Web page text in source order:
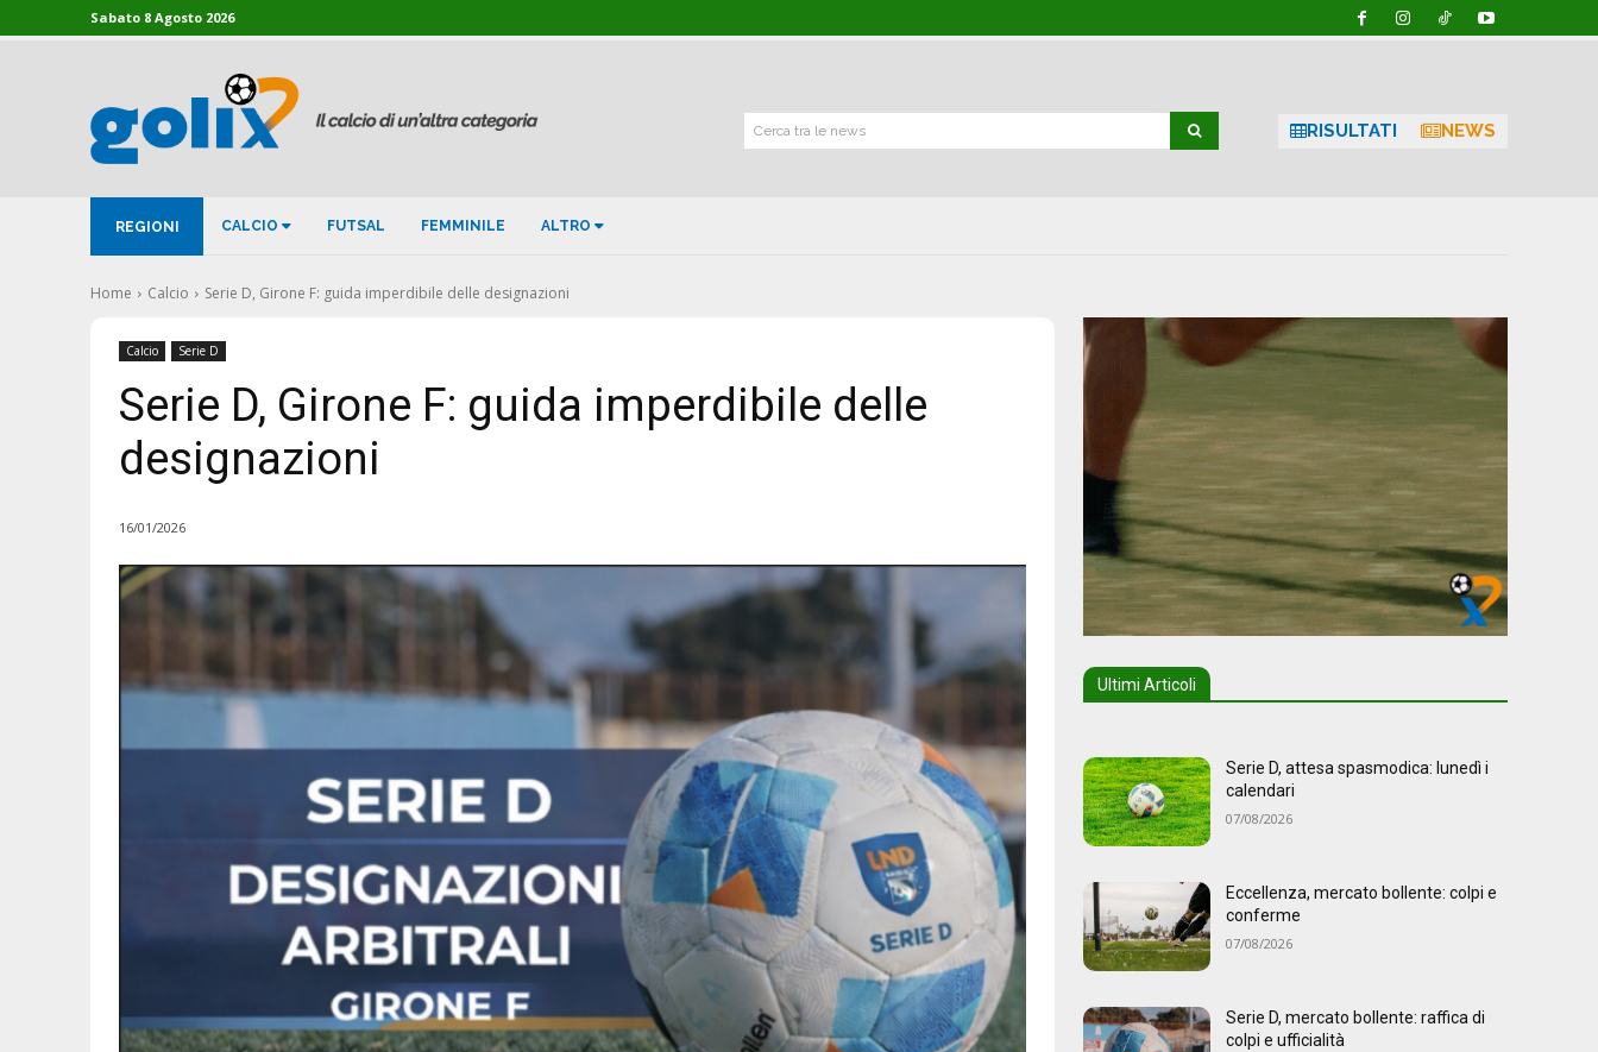
Sabato 8 Agosto 2026
Cerca tra le news RISULTATI NEWS
REGIONI CALCIO FUTSAL FEMMINILE ALTRO
Home Calcio Serie D, Girone F: guida imperdibile delle designazioni
Calcio Serie D
Serie D, Girone F: guida imperdibile delle
designazioni
16/01/2026
Ultimi Articoli
Serie D, attesa spasmodica: lunedì i
calendari
07/08/2026
Eccellenza, mercato bollente: colpi e
conferme
07/08/2026
Serie D, mercato bollente: raffica di
colpi e ufficialità